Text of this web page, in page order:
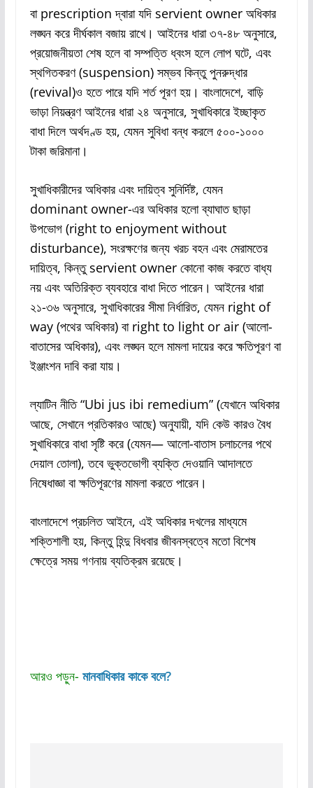
বা prescription দ্বারা যদি servient owner অধিকার
লঙ্ঘন করে দীর্ঘকাল বজায় রাখে। আইনের ধারা ৩৭-৪৮ অনুসারে,
প্রয়োজনীয়তা শেষ হলে বা সম্পত্তি ধ্বংস হলে লোপ ঘটে, এবং
স্থগিতকরণ (suspension) সম্ভব কিন্তু পুনরুদ্ধার
(revival)ও হতে পারে যদি শর্ত পূরণ হয়। বাংলাদেশে, বাড়ি
ভাড়া নিয়ন্ত্রণ আইনের ধারা ২৪ অনুসারে, সুখাধিকারে ইচ্ছাকৃত
বাধা দিলে অর্থদণ্ড হয়, যেমন সুবিধা বন্ধ করলে ৫০০-১০০০
টাকা জরিমানা।
সুখাধিকারীদের অধিকার এবং দায়িত্ব সুনির্দিষ্ট, যেমন
dominant owner-এর অধিকার হলো ব্যাঘাত ছাড়া
উপভোগ (right to enjoyment without
disturbance), সংরক্ষণের জন্য খরচ বহন এবং মেরামতের
দায়িত্ব, কিন্তু servient owner কোনো কাজ করতে বাধ্য
নয় এবং অতিরিক্ত ব্যবহারে বাধা দিতে পারেন। আইনের ধারা
২১-৩৬ অনুসারে, সুখাধিকারের সীমা নির্ধারিত, যেমন right of
way (পথের অধিকার) বা right to light or air (আলো-
বাতাসের অধিকার), এবং লঙ্ঘন হলে মামলা দায়ের করে ক্ষতিপূরণ বা
ইঞ্জাংশন দাবি করা যায়।
ল্যাটিন নীতি “Ubi jus ibi remedium” (যেখানে অধিকার
আছে, সেখানে প্রতিকারও আছে) অনুযায়ী, যদি কেউ কারও বৈধ
সুখাধিকারে বাধা সৃষ্টি করে (যেমন— আলো-বাতাস চলাচলের পথে
দেয়াল তোলা), তবে ভুক্তভোগী ব্যক্তি দেওয়ানি আদালতে
নিষেধাজ্ঞা বা ক্ষতিপূরণের মামলা করতে পারেন।
বাংলাদেশে প্রচলিত আইনে, এই অধিকার দখলের মাধ্যমে
শক্তিশালী হয়, কিন্তু হিন্দু বিধবার জীবনস্বত্বে মতো বিশেষ
ক্ষেত্রে সময় গণনায় ব্যতিক্রম রয়েছে।
আরও পড়ুন- মানবাধিকার কাকে বলে?